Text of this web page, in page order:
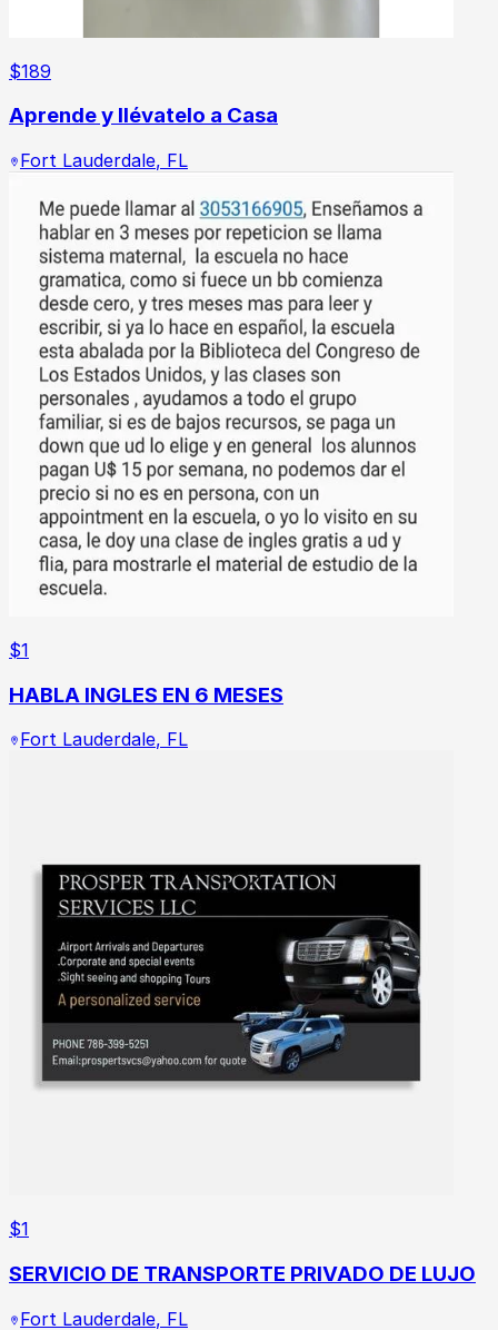
$189
Aprende y llévatelo a Casa
Fort Lauderdale, FL
$1
HABLA INGLES EN 6 MESES
Fort Lauderdale, FL
$1
SERVICIO DE TRANSPORTE PRIVADO DE LUJO
Fort Lauderdale, FL